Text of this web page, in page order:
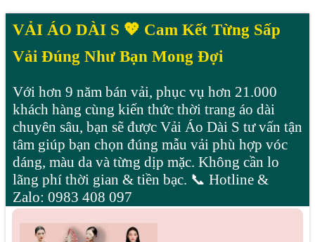
VẢI ÁO DÀI S 💖 Cam Kết Từng Sấp
Vải Đúng Như Bạn Mong Đợi
Với hơn 9 năm bán vải, phục vụ hơn 21.000
khách hàng cùng kiến thức thời trang áo dài
chuyên sâu, bạn sẽ được Vải Áo Dài S tư vấn tận
tâm giúp bạn chọn đúng mẫu vải phù hợp vóc
dáng, màu da và từng dịp mặc. Không cần lo
lãng phí thời gian & tiền bạc. 📞 Hotline &
Zalo: 0983 408 097